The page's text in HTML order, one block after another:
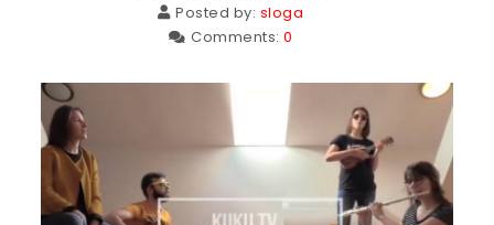
Posted by: sloga
Comments: 0